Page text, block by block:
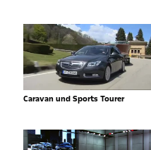
Caravan und Sports Tourer